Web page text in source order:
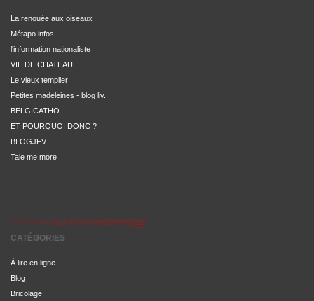
La renouée aux oiseaux
Métapo infos
l'information nationaliste
VIE DE CHATEAU
Le vieux templier
Petites madeleines - blog liv...
BELGICATHO
ET POURQUOI DONC ?
BLOGJFV
Tale me more
CATÉGORIES
À lire en ligne
Blog
Bricolage